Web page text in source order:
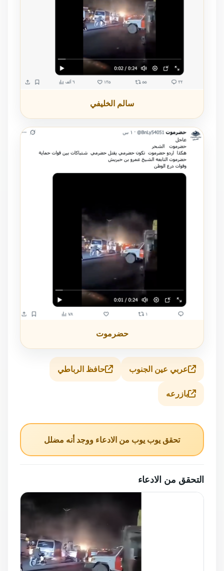
سالم الخليفي
حضرموت
عربي عين الجنوب حافظ الرباطي
بازرعه
تحقق يوب يوب من الادعاء ووجد أنه مضلل
التحقق من الادعاء